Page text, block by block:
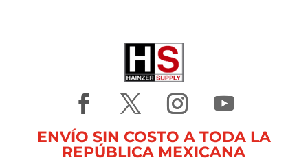
ENVÍO SIN COSTO A TODA LA
REPÚBLICA MEXICANA